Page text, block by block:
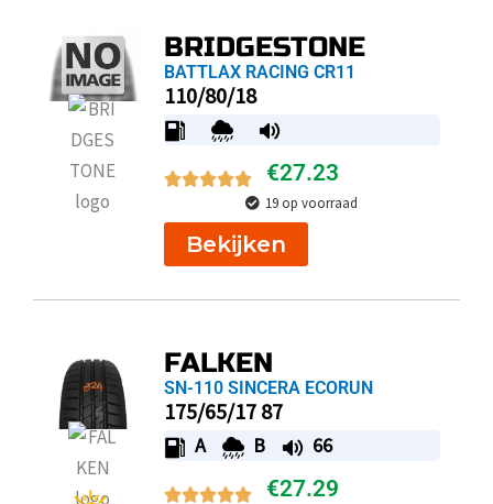
BRIDGESTONE
BATTLAX RACING CR11
110/80/18
€27.23
19 op voorraad
Bekijken
FALKEN
SN-110 SINCERA ECORUN
175/65/17 87
A B 66
€27.29